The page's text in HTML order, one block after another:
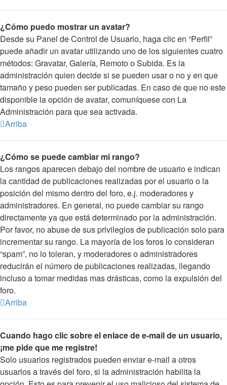
¿Cómo puedo mostrar un avatar?
Desde su Panel de Control de Usuario, haga clic en “Perfil”
puede añadir un avatar utilizando uno de los siguientes cuatro
métodos: Gravatar, Galería, Remoto o Subida. Es la
administración quien decide si se pueden usar o no y en que
tamaño y peso pueden ser publicadas. En caso de que no este
disponible la opción de avatar, comuníquese con La
Administración para que sea activada.
Arriba
¿Cómo se puede cambiar mi rango?
Los rangos aparecen debajo del nombre de usuario e indican
la cantidad de publicaciones realizadas por el usuario o la
posición del mismo dentro del foro, e.j. moderadores y
administradores. En general, no puede cambiar su rango
directamente ya que está determinado por la administración.
Por favor, no abuse de sus privilegios de publicación solo para
incrementar su rango. La mayoría de los foros lo consideran
“spam”, no lo toleran, y moderadores o administradores
reducirán el número de publicaciones realizadas, llegando
incluso a tomar medidas mas drásticas, como la expulsión del
foro.
Arriba
Cuando hago clic sobre el enlace de e-mail de un usuario,
¡me pide que me registre!
Solo usuarios registrados pueden enviar e-mail a otros
usuarios a través del foro, si la administración habilita la